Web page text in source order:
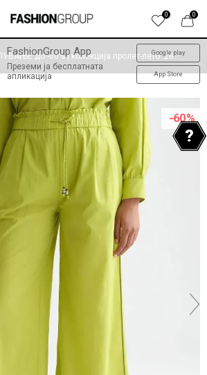
0
0
FashionGroup App
Преземи ја бесплатната
апликација
Google play
App Store
до -60% | колекција пролет-лето '26
-60%